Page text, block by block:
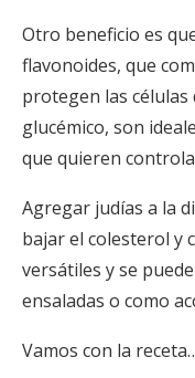
Otro beneficio es
flavonoides, que
protegen las células
glucémico, son
que quieren
Agregar judías a la
bajar el colesterol y
versátiles y se
ensaladas o como
Vamos con la